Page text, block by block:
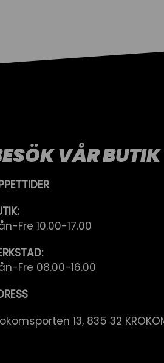
VÅR BUTIK
Fre 10.00-17.00
Fre 08.00-16.00
13, 835 32